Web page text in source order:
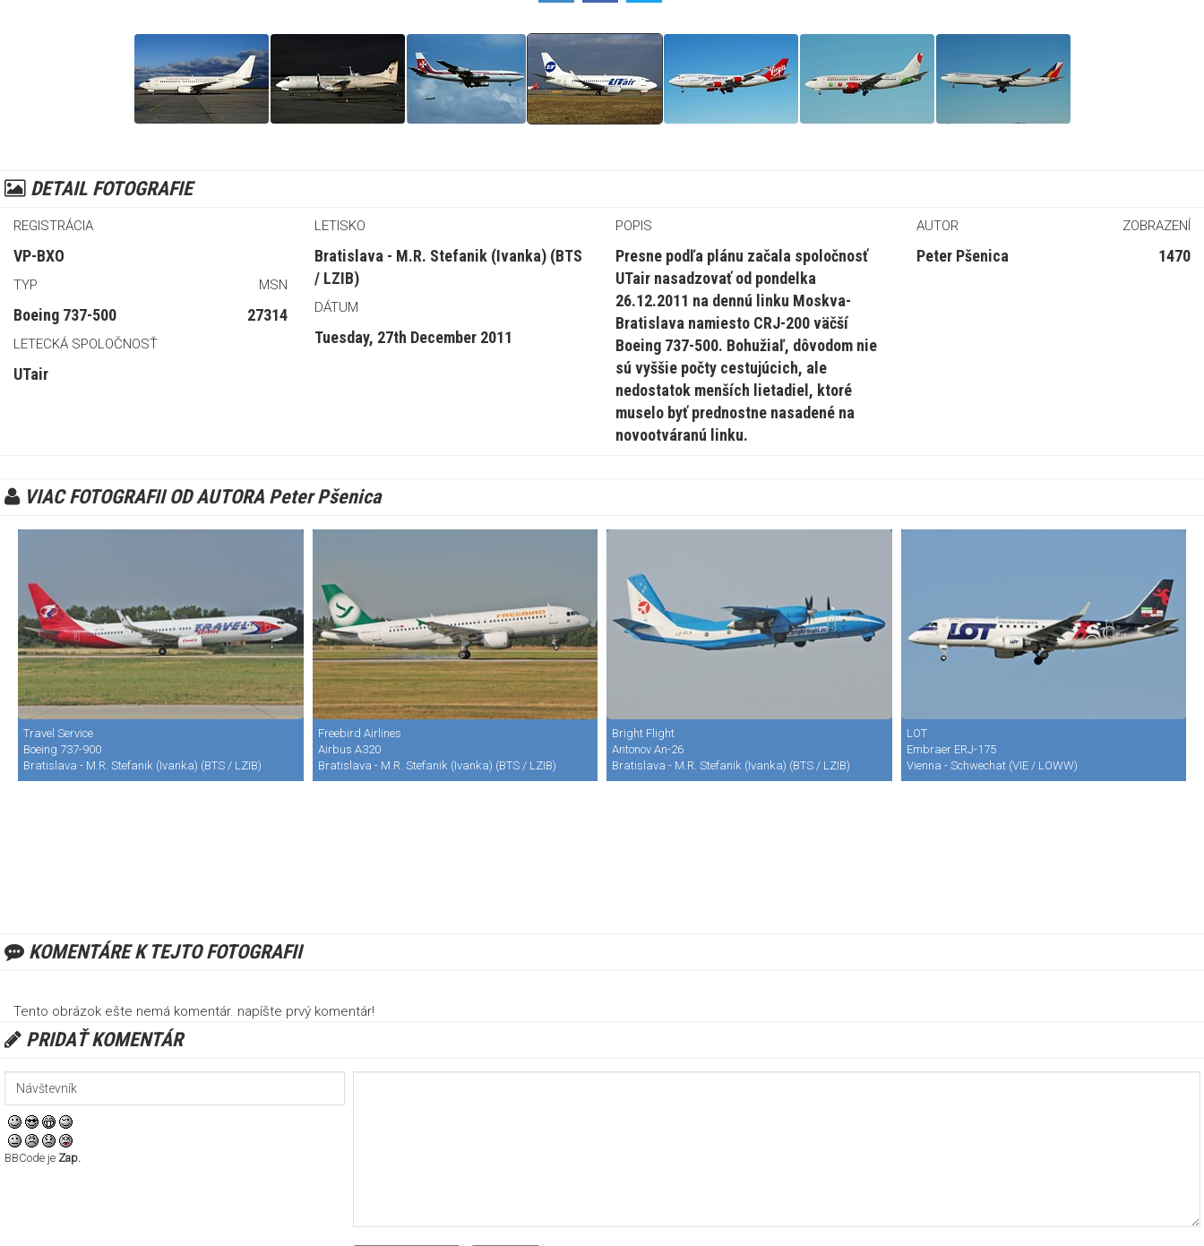
DETAIL FOTOGRAFIE
REGISTRÁCIA
VP-BXO
TYP MSN
Boeing 737-500 27314
LETECKÁ SPOLOČNOSŤ
UTair
LETISKO
Bratislava - M.R. Stefanik (Ivanka) (BTS
/ LZIB)
DÁTUM
Tuesday, 27th December 2011
POPIS
Presne podľa plánu začala spoločnosť
UTair nasadzovať od pondelka
26.12.2011 na dennú linku Moskva-
Bratislava namiesto CRJ-200 väčší
Boeing 737-500. Bohužiaľ, dôvodom nie
sú vyššie počty cestujúcich, ale
nedostatok menších lietadiel, ktoré
muselo byť prednostne nasadené na
novootváranú linku.
AUTOR ZOBRAZENÍ
Peter Pšenica 1470
VIAC FOTOGRAFII OD AUTORA Peter Pšenica
Travel Service
Boeing 737-900
Bratislava - M.R. Stefanik (Ivanka) (BTS / LZIB)
Freebird Airlines
Airbus A320
Bratislava - M.R. Stefanik (Ivanka) (BTS / LZIB)
Bright Flight
Antonov An-26
Bratislava - M.R. Stefanik (Ivanka) (BTS / LZIB)
LOT
Embraer ERJ-175
Vienna - Schwechat (VIE / LOWW)
KOMENTÁRE K TEJTO FOTOGRAFII
Tento obrázok ešte nemá komentár. napíšte prvý komentár!
PRIDAŤ KOMENTÁR
BBCode je Zap.